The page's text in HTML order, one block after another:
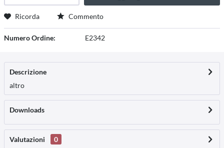
Ricorda Commento
Numero Ordine: E2342
Descrizione
altro
Downloads
Valutazioni
0